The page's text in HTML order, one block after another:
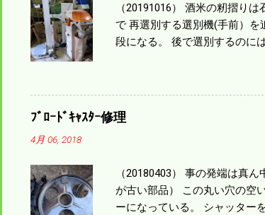
（20191016） 酒米の籾摺り
で 再選別する選別機(手前）
段になる。 後で選別するのに
る。 籾摺りをしていてくず
う。 実感としては90が正しい
っていた。 今年は7月の日照
いるという。 僕はウンカの被
ﾌﾞﾛｰﾄﾞｷｬｽﾀｰ修理
4月 06, 2018
（20180403） 事の発端は真
が古い部品） この丸い穴の空
ーになっている。 シャッター